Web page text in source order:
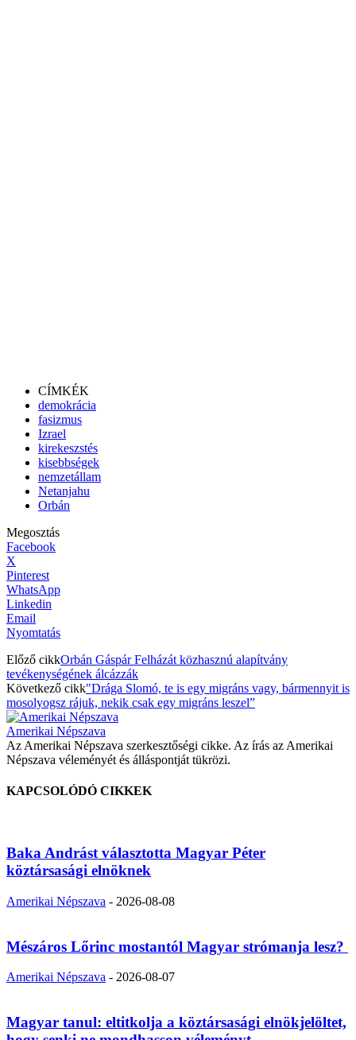
CÍMKÉK
demokrácia
fasizmus
Izrael
kirekeszstés
kisebbségek
nemzetállam
Netanjahu
Orbán
Megosztás
Facebook
X
Pinterest
WhatsApp
Linkedin
Email
Nyomtatás
Előző cikkOrbán Gáspár Felházát közhasznú alapítvány
tevékenységének álcázzák
Következő cikk"Drága Slomó, te is egy migráns vagy, bármennyit is
mosolyogsz rájuk, nekik csak egy migráns leszel”
Amerikai Népszava
Az Amerikai Népszava szerkesztőségi cikke. Az írás az Amerikai
Népszava véleményét és álláspontját tükrözi.
KAPCSOLÓDÓ CIKKEK
Baka Andrást választotta Magyar Péter
köztársasági elnöknek
Amerikai Népszava - 2026-08-08
Mészáros Lőrinc mostantól Magyar strómanja lesz?
Amerikai Népszava - 2026-08-07
Magyar tanul: eltitkolja a köztársasági elnökjelöltet,